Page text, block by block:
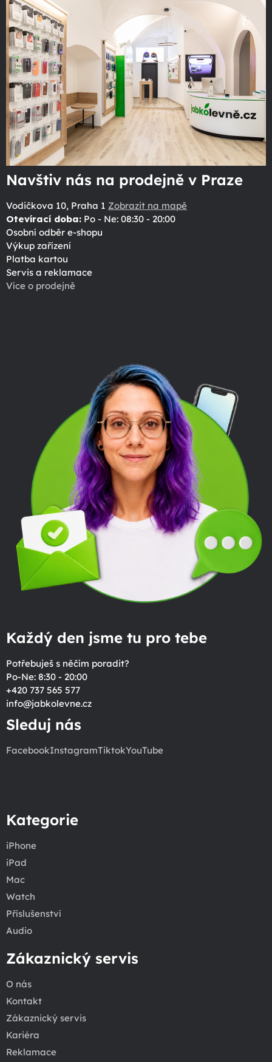
Navštiv nás na prodejně v Praze
Vodičkova 10, Praha 1 Zobrazit na mapě
Otevírací doba: Po - Ne: 08:30 - 20:00
Osobní odběr e-shopu
Výkup zařízení
Platba kartou
Servis a reklamace
Více o prodejně
Každý den jsme tu pro tebe
Potřebuješ s něčím poradit?
Po-Ne: 8:30 - 20:00
+420 737 565 577
info@jabkolevne.cz
Sleduj nás
FacebookInstagramTiktokYouTube
Kategorie
iPhone
iPad
Mac
Watch
Příslušenství
Audio
Zákaznický servis
O nás
Kontakt
Zákaznický servis
Kariéra
Reklamace